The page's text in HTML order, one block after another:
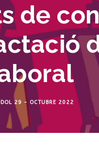
de
29 - OCTUBRE 2022